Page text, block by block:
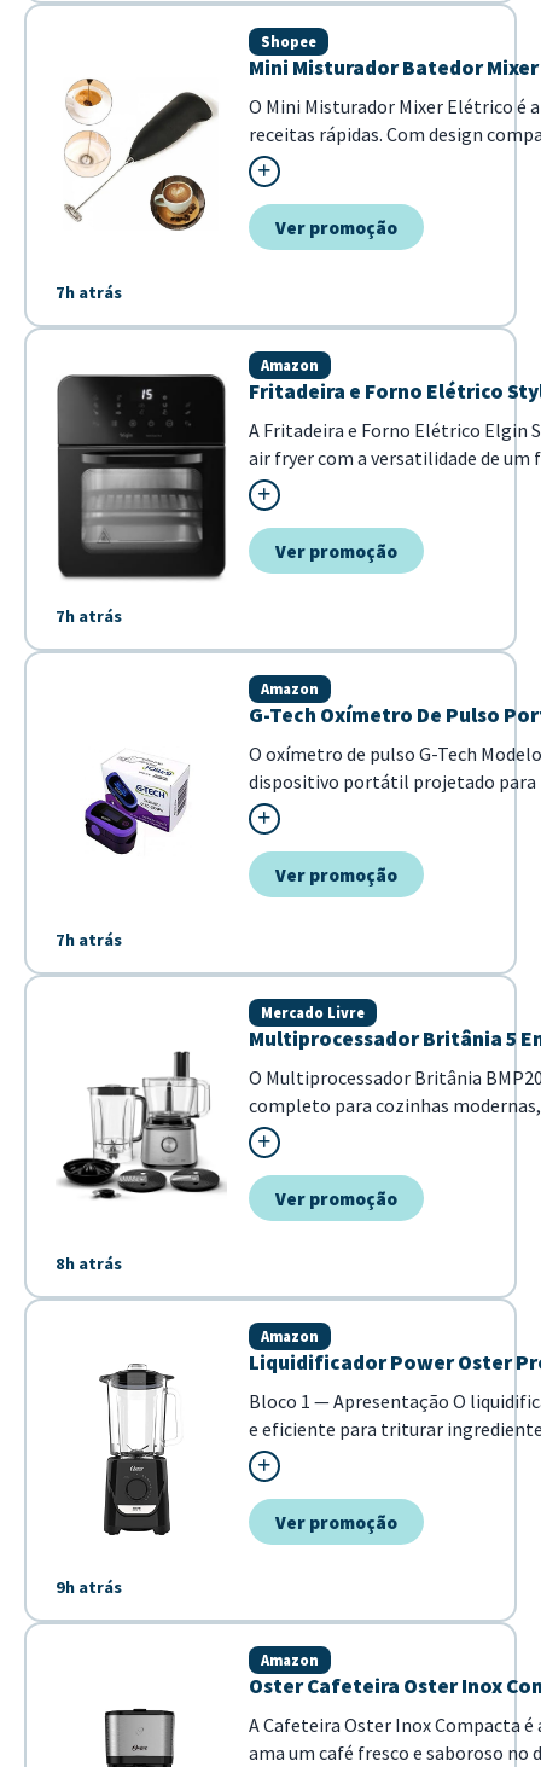
7h atrás
Mini Misturador Batedor
Shopee
O Mini Misturador Mixer Elétrico é
receitas rápidas. Com design
mistura homogênea de ovos. -
Ver promoção
7h atrás
Fritadeira e Forno Elétrico
Amazon
A Fritadeira e Forno Elétrico Elgin
air fryer com a versatilidade de um
moderno, este modelo 3 em 1 é a
completas com mais saúde e
Ver promoção
7h atrás
G-Tech Oxímetro De Pulso
Amazon
O oxímetro de pulso G-Tech
dispositivo portátil projetado para
no sangue (SpO2) e frequência
precisa. Destaca-se por sua tela
visualização dos dados em tempo
Ver promoção
8h atrás
Multiprocessador Britânia 5
Mercado Livre
O Multiprocessador Britânia
completo para cozinhas
liquidificador, batedeira, mixer e
dispositivo. Ideal para quem busca
Ver promoção
9h atrás
Liquidificador Power Oster
Amazon
Bloco 1 — Apresentação O
e eficiente para triturar
pela capacidade de 2,2 litros e
como sucos, cremes e batidas. Ide...
Ver promoção
Oster Cafeteira Oster Inox
Amazon
A Cafeteira Oster Inox Compacta
ama um café fresco e saboroso no